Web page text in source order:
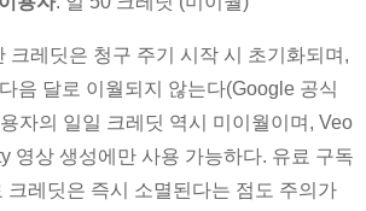
크레딧은 청구 주기 시작 시 초기화되며,
음 달로 이월되지 않는다(Google 공식
자의 일일 크레딧 역시 미이월이며, Veo
영상 생성에만 사용 가능하다. 유료 구독
크레딧은 즉시 소멸된다는 점도 주의가